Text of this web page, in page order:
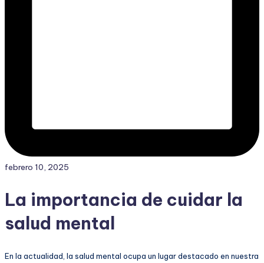
febrero 10, 2025
La importancia de cuidar la
salud mental
En la actualidad, la salud mental ocupa un lugar destacado en nuestra